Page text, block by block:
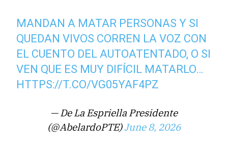
MANDAN A MATAR PERSONAS Y SI
QUEDAN VIVOS CORREN LA VOZ CON
EL CUENTO DEL AUTOATENTADO, O SI
VEN QUE ES MUY DIFÍCIL MATARLO…
HTTPS://T.CO/VG05YAF4PZ
— De La Espriella Presidente
(@AbelardoPTE)June 8, 2026